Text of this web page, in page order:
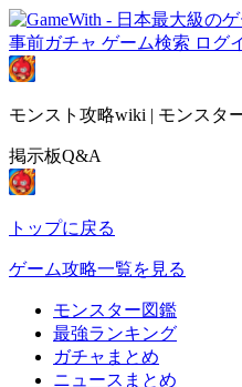
事前ガチャ ゲーム検索 ログ
モンスト攻略wiki | モンスタ
掲示板Q&A
トップに戻る
ゲーム攻略一覧を見る
モンスター図鑑
最強ランキング
ガチャまとめ
ニュースまとめ